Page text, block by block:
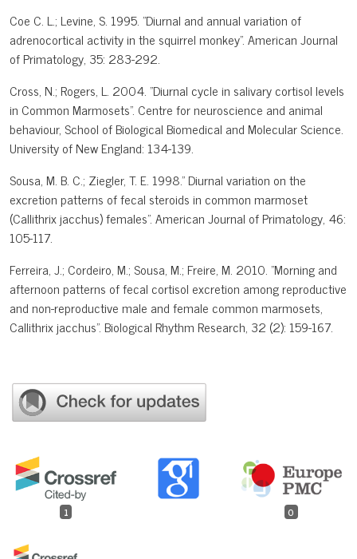
1 0
Coe C. L.; Levine, S. 1995. "Diurnal and annual variation of
adrenocortical activity in the squirrel monkey". American Journal
of Primatology, 35: 283-292.
Cross, N.; Rogers, L. 2004. "Diurnal cycle in salivary cortisol levels
in Common Marmosets". Centre for neuroscience and animal
behaviour, School of Biological Biomedical and Molecular Science.
University of New England: 134-139.
Sousa, M. B. C.; Ziegler, T. E. 1998." Diurnal variation on the
excretion patterns of fecal steroids in common marmoset
(Callithrix jacchus) females". American Journal of Primatology, 46:
105-117.
Ferreira, J.; Cordeiro, M.; Sousa, M.; Freire, M. 2010. "Morning and
afternoon patterns of fecal cortisol excretion among reproductive
and non-reproductive male and female common marmosets,
Callithrix jacchus". Biological Rhythm Research, 32 (2): 159-167.